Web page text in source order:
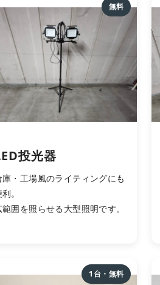
投光器
庫・工場風のライティングにも
。
範囲を照らせる大型照明です。
無料
1台・無料